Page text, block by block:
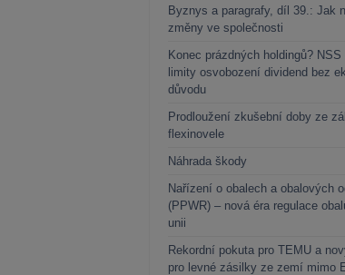
Byznys a paragrafy, díl 39.: Jak
změny ve společnosti
Konec prázdných holdingů? NSS
limity osvobození dividend bez
důvodu
Prodloužení zkušební doby ze
flexinovele
Náhrada škody
Nařízení o obalech a obalových
(PPWR) – nová éra regulace
unii
Rekordní pokuta pro TEMU a
pro levné zásilky ze zemí mimo